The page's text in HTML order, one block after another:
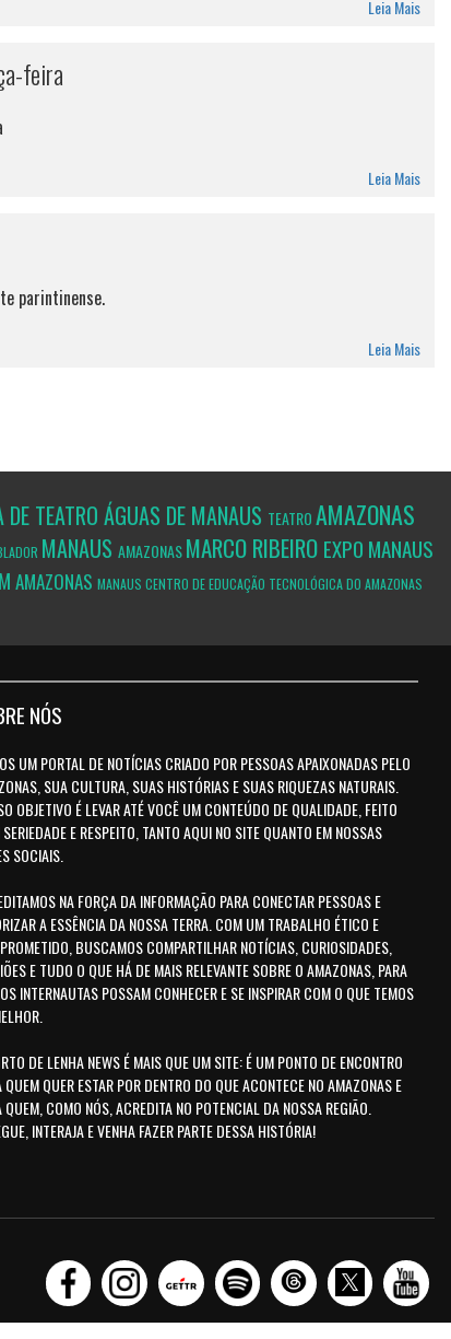
Leia Mais
feira
Leia Mais
parintinense.
Leia Mais
DE TEATRO ÁGUAS DE MANAUS TEATROAMAZONAS
MANAUS AMAZONASMARCO RIBEIRO EXPO MANAUS
AMAZONAS MANAUS CENTRO DE EDUCAÇÃO TECNOLÓGICA DO AMAZONAS
NÓS
UM PORTAL DE NOTÍCIAS CRIADO POR PESSOAS APAIXONADAS PELO
SUA CULTURA, SUAS HISTÓRIAS E SUAS RIQUEZAS NATURAIS.
OBJETIVO É LEVAR ATÉ VOCÊ UM CONTEÚDO DE QUALIDADE, FEITO
E RESPEITO, TANTO AQUI NO SITE QUANTO EM NOSSAS
SOCIAIS.
NA FORÇA DA INFORMAÇÃO PARA CONECTAR PESSOAS E
A ESSÊNCIA DA NOSSA TERRA. COM UM TRABALHO ÉTICO E
BUSCAMOS COMPARTILHAR NOTÍCIAS, CURIOSIDADES,
E TUDO O QUE HÁ DE MAIS RELEVANTE SOBRE O AMAZONAS, PARA
INTERNAUTAS POSSAM CONHECER E SE INSPIRAR COM O QUE TEMOS
DE LENHA NEWS É MAIS QUE UM SITE: É UM PONTO DE ENCONTRO
QUEM QUER ESTAR POR DENTRO DO QUE ACONTECE NO AMAZONAS E
QUEM, COMO NÓS, ACREDITA NO POTENCIAL DA NOSSA REGIÃO.
INTERAJA E VENHA FAZER PARTE DESSA HISTÓRIA!